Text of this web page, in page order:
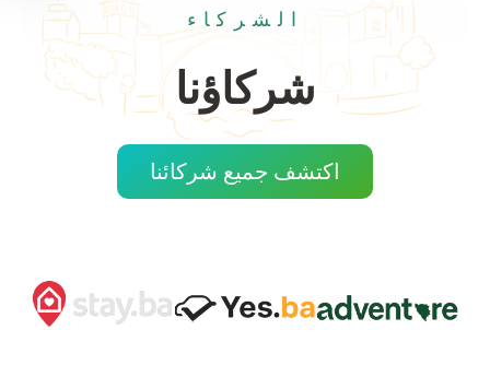
الشركاء
شركاؤنا
اكتشف جميع شركائنا